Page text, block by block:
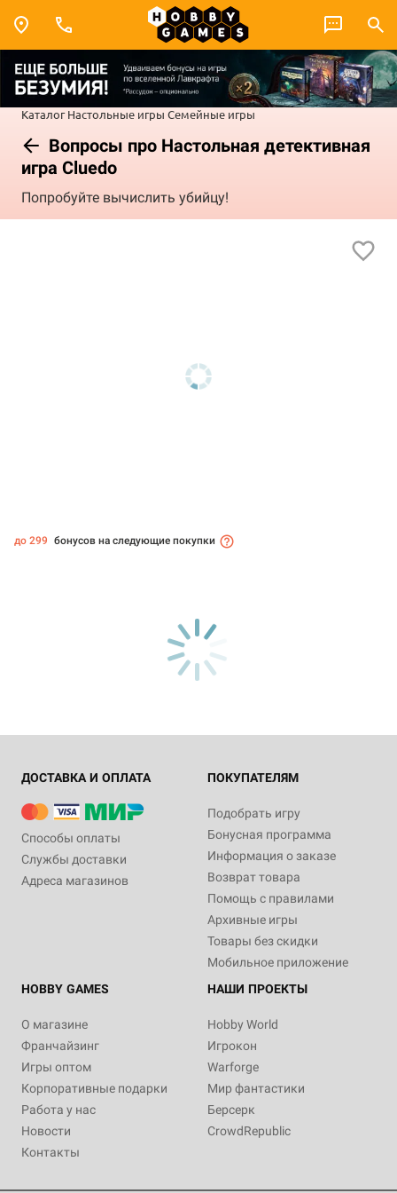
Каталог Настольные игры Семейные игры
Вопросы про Настольная детективная
игра Cluedo
Попробуйте вычислить убийцу!
до 299 бонусов на следующие покупки
ДОСТАВКА И ОПЛАТА
Способы оплаты
Службы доставки
Адреса магазинов
ПОКУПАТЕЛЯМ
Подобрать игру
Бонусная программа
Информация о заказе
Возврат товара
Помощь с правилами
Архивные игры
Товары без скидки
Мобильное приложение
HOBBY GAMES
О магазине
Франчайзинг
Игры оптом
Корпоративные подарки
Работа у нас
Новости
Контакты
НАШИ ПРОЕКТЫ
Hobby World
Игрокон
Warforge
Мир фантастики
Берсерк
CrowdRepublic